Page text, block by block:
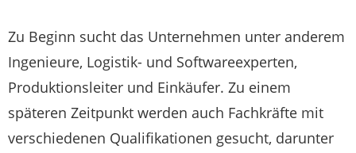
Zu Beginn sucht das Unternehmen unter anderem
Ingenieure, Logistik- und Softwareexperten,
Produktionsleiter und Einkäufer. Zu einem
späteren Zeitpunkt werden auch Fachkräfte mit
verschiedenen Qualifikationen gesucht, darunter